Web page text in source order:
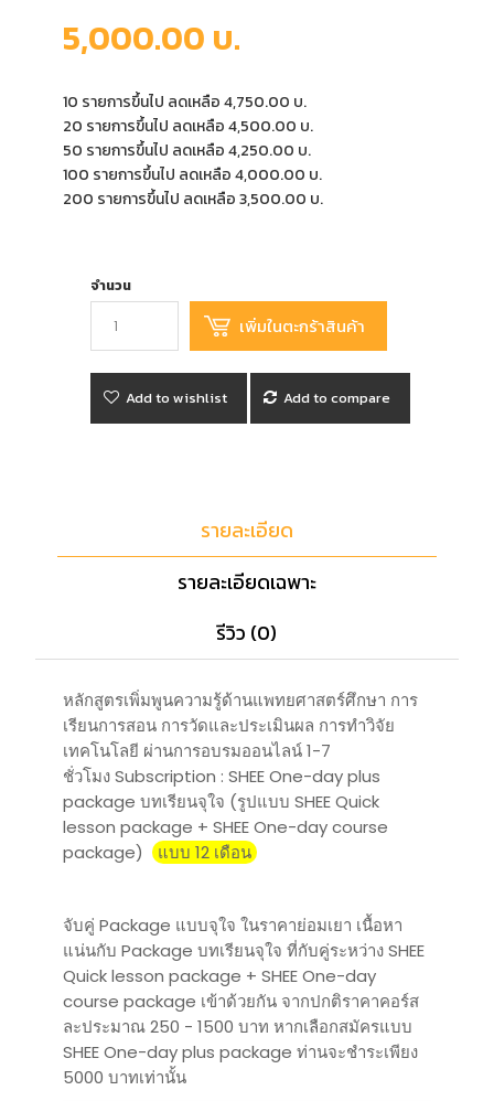
5,000.00 บ.
10 รายการขึ้นไป ลดเหลือ 4,750.00 บ.
20 รายการขึ้นไป ลดเหลือ 4,500.00 บ.
50 รายการขึ้นไป ลดเหลือ 4,250.00 บ.
100 รายการขึ้นไป ลดเหลือ 4,000.00 บ.
200 รายการขึ้นไป ลดเหลือ 3,500.00 บ.
จำนวน
Add to wishlist Add to compare
รายละเอียด
รายละเอียดเฉพาะ
รีวิว (0)
หลักสูตรเพิ่มพูนความรู้ด้านแพทยศาสตร์ศึกษา การ
เรียนการสอน การวัดและประเมินผล การทำวิจัย
เทคโนโลยี ผ่านการอบรมออนไลน์ 1-7
ชั่วโมง Subscription : SHEE One-day plus
package บทเรียนจุใจ (รูปแบบ SHEE Quick
lesson package + SHEE One-day course
package) แบบ 12 เดือน
จับคู่ Package แบบจุใจ ในราคาย่อมเยา เนื้อหา
แน่นกับ Package บทเรียนจุใจ ที่กับคู่ระหว่าง SHEE
Quick lesson package + SHEE One-day
course package เข้าด้วยกัน จากปกติราคาคอร์ส
ละประมาณ 250 - 1500 บาท หากเลือกสมัครแบบ
SHEE One-day plus package ท่านจะชำระเพียง
5000 บาทเท่านั้น